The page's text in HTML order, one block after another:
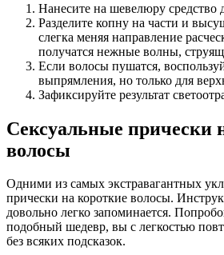
Нанесите на шевелюру средство
Разделите копну на части и
слегка меняя направление
получатся нежные волны,
Если волосы пушатся,
выпрямления, но только для
Зафиксируйте результат
Сексуальные прически
волосы
Одними из самых экстравагантных
прически на короткие волосы.
довольно легко запоминается.
подобный шедевр, вы с легкостью
без всяких подсказок.